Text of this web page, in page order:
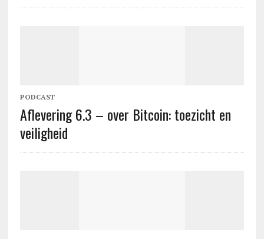
PODCAST
Aflevering 6.3 – over Bitcoin: toezicht en
veiligheid